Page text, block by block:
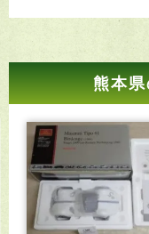
熊本